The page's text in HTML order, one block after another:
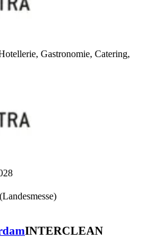
Gastronomie, Catering,
INTERCLEAN